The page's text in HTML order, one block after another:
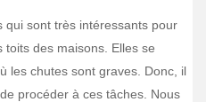
qui sont très intéressants pour
des maisons. Elles se
les chutes sont graves. Donc, il
procéder à ces tâches. Nous